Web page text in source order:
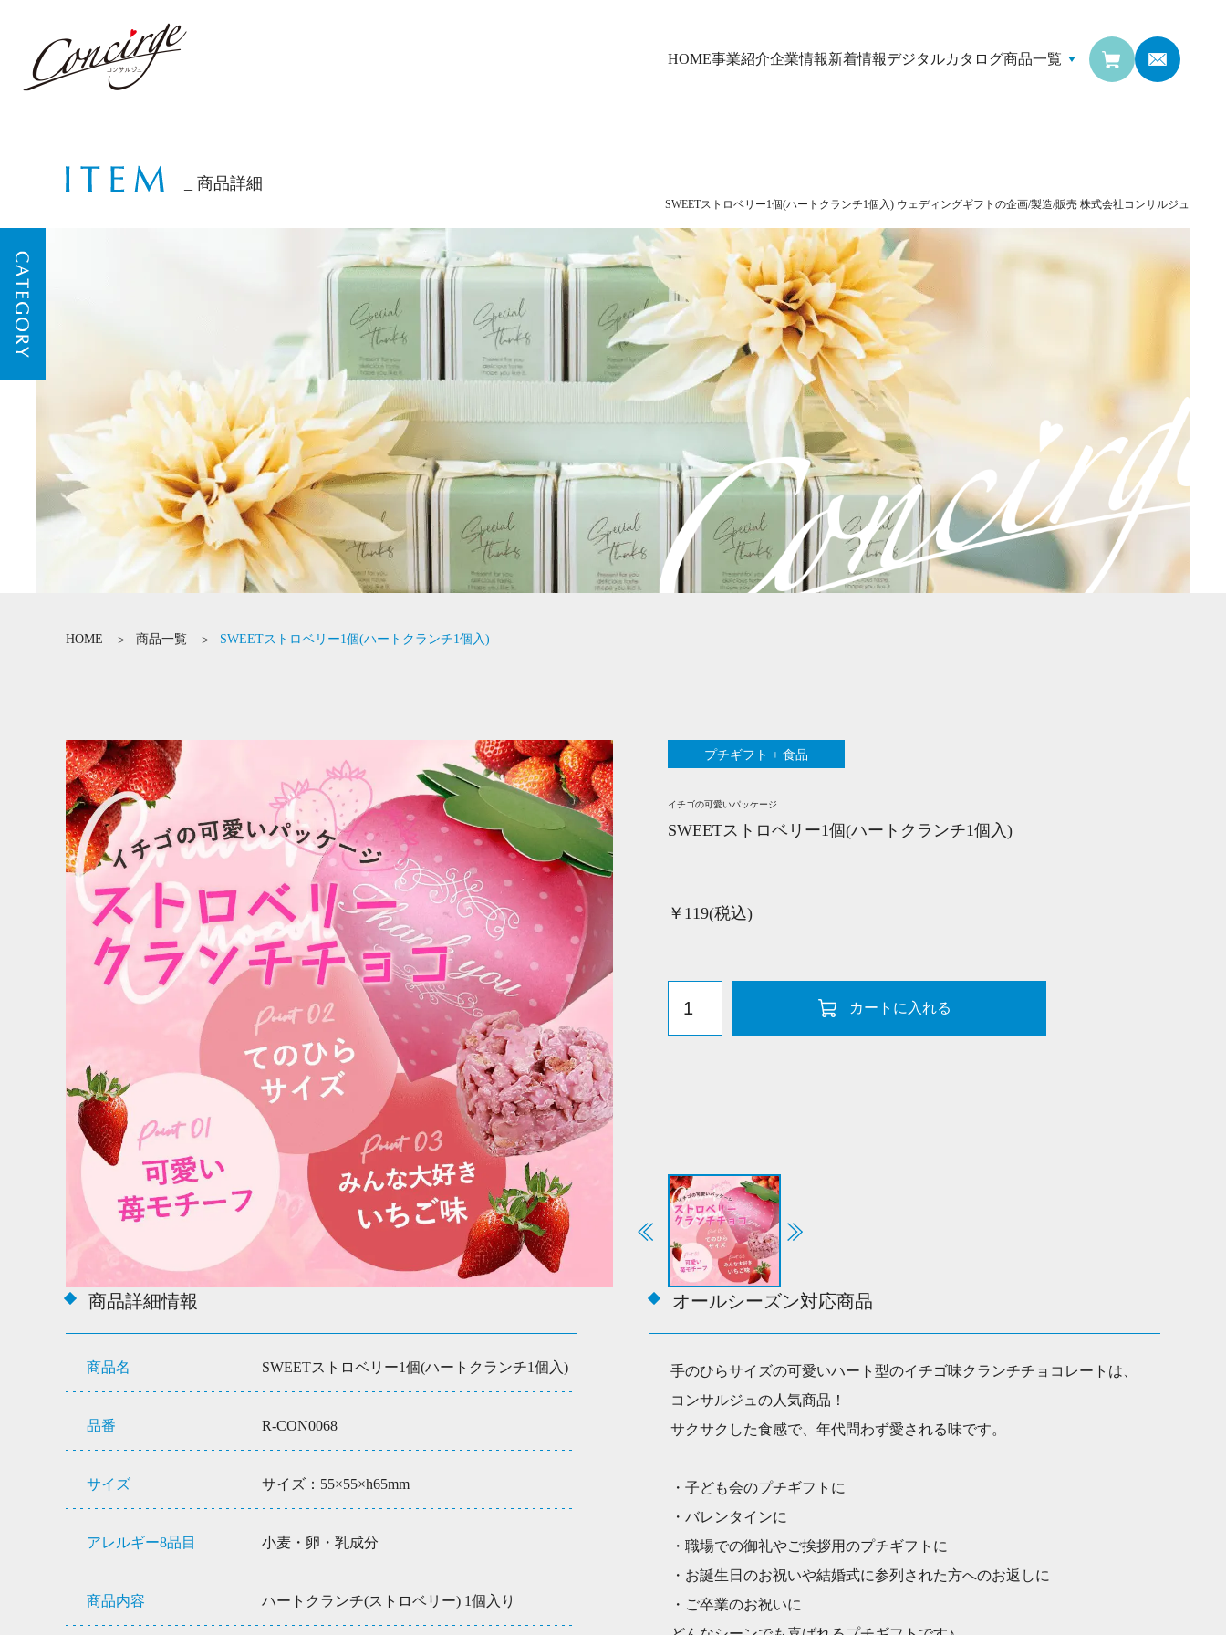
SWEETストロベリー1個(ハートクランチ1個入) ウェディングギフトの企画/製造/販売 株式会社コンサルジュ
HOME事業紹介企業情報新着情報デジタルカタログ商品一覧
商品詳細
HOME 商品一覧 SWEETストロベリー1個(ハートクランチ1個入)
プチギフト + 食品
イチゴの可愛いパッケージ
SWEETストロベリー1個(ハートクランチ1個入)
￥119(税込)
E
リ
ー
個
(ハ
ー
ラ
チ
1
個
カートに入れる
商品詳細情報
商品名 SWEETストロベリー1個(ハートクランチ1個入)
品番 R-CON0068
サイズ サイズ：55×55×h65mm
アレルギー8品目 小麦・卵・乳成分
商品内容 ハートクランチ(ストロベリー) 1個入り
オールシーズン対応商品
手のひらサイズの可愛いハート型のイチゴ味クランチチョコレートは、
コンサルジュの人気商品！
サクサクした食感で、年代問わず愛される味です。
・子ども会のプチギフトに
・バレンタインに
・職場での御礼やご挨拶用のプチギフトに
・お誕生日のお祝いや結婚式に参列された方へのお返しに
・ご卒業のお祝いに